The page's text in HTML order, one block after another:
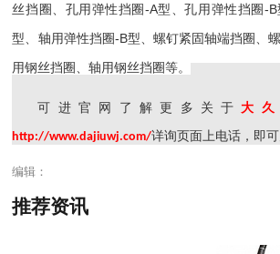
丝挡圈、孔用弹性挡圈-A型、孔用弹性挡圈-
型、轴用弹性挡圈-B型、螺钉紧固轴端挡圈、
用钢丝挡圈、轴用钢丝挡圈等。
可进官网了解更多关于 大
http://www.dajiuwj.com/详询页面上电话，即可
编辑：
推荐资讯